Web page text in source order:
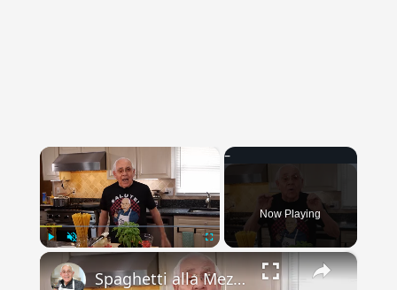
Unmute
Now Playing
×
Spaghetti alla Mezzanotte Recipe